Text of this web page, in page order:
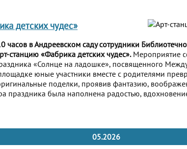
детских чудес»
в Андреевском саду сотрудники
станцию «Фабрика детских чудес».Мероприятие
«Солнце на ладошке», посвященного
юные участники вместе с родителями
поделки, проявив фантазию,
праздника была наполнена радостью,
05.2026